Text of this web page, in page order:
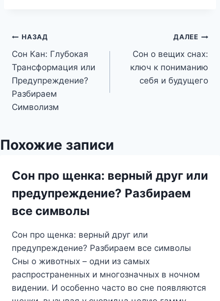
Навигация
по
записям
НАЗАД
Сон Кан: Глубокая
Трансформация или
Предупреждение?
Разбираем
Символизм
ДАЛЕЕ
Сон о вещих снах:
ключ к пониманию
себя и будущего
Похожие записи
Сон про щенка: верный друг или
предупреждение? Разбираем
все символы
Сон про щенка: верный друг или
предупреждение? Разбираем все символы
Сны о животных – одни из самых
распространенных и многозначных в ночном
видении. И особенно часто во сне появляются